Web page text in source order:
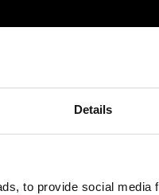
Details
to provide social